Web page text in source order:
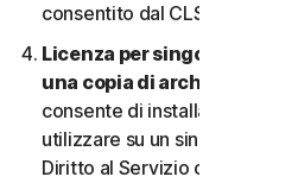
consentito dal CLS.
Licenza per singolo
una copia di archivio o di
consente di installare solo
utilizzare su un singolo
Diritto al Servizio o la